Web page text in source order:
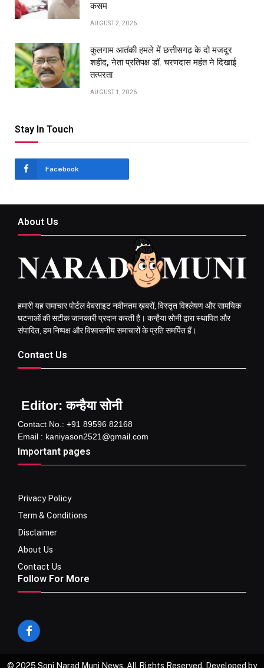
कसम
AUGUST 2, 2026
कुलगाम आतंकी हमले में छत्तीसगढ़ के दो मजदूर
शहीद, नेता प्रतिपक्ष डॉ. चरणदास महंत ने दिखाई
तत्परता
AUGUST 1, 2026
Stay In Touch
Facebook
About Us
हमारी यह समाचार पोर्टल वेबसाइट नवीनतम ख़बरों, विस्तृत विश्लेषण और सामयिक
घटनाओं की सटीक जानकारी प्रदान करती है। कन्हैया सोनी द्वारा स्थापित और
संपादित, हम निष्पक्ष और विश्वसनीय समाचारों के प्रति समर्पित हैं।
Contact Us
Editor: कन्हैया सोनी
Contact No.: +91 89596 82168
Email : kaniyason2521@gmail.com
Important pages
Privacy Policy
Term & Conditions
Disclaimer
About Us
Contact Us
Follow For More
Facebook
© 2025 Soni Narad Muni News. All Rights Reserved. Developed by